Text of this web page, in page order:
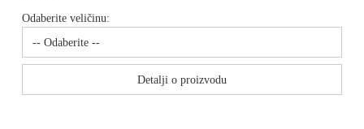
Odaberite veličinu:
Detalji o proizvodu